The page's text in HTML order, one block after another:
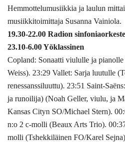
Hemmottelumusiikkia ja laulun
musiikkitoimittaja Susanna Vainiola.
19.30-22.00 Radion
23.10-6.00 Yöklassinen
Copland: Sonaatti viululle ja pianolle
Weiss). 23:29 Vallet: Sarja luutulle
renessanssiluuttu). 23:51 Saint-
ja runoilija) (Noah Geller, viulu, ja
Kansas Cityn SO/Michael Stern).
n:o 2 c-molli (Beaux Arts Trio).
molli (Tshekkiläinen FO/Karel